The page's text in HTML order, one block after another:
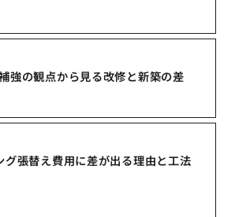
強の観点から見る改修と新築の差
グ張替え費用に差が出る理由と工法